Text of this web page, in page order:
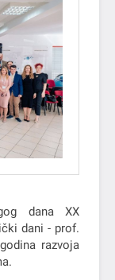
dana XX
dani - prof.
razvoja